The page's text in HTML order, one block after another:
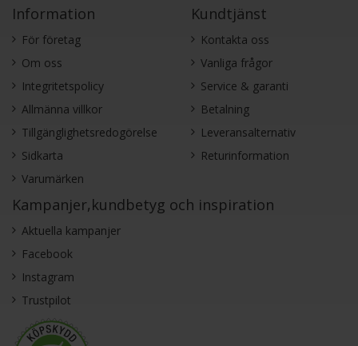
Information
För företag
Om oss
Integritetspolicy
Allmänna villkor
Tillgänglighetsredogörelse
Sidkarta
Varumärken
Kundtjänst
Kontakta oss
Vanliga frågor
Service & garanti
Betalning
Leveransalternativ
Returinformation
Kampanjer,kundbetyg och inspiration
Aktuella kampanjer
Facebook
Instagram
Trustpilot